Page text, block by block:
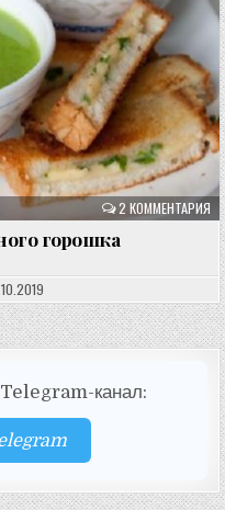
2 КОММЕНТАРИЯ
горошка
канал: